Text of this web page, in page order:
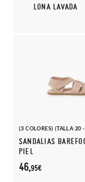
LONA LAVADA
(3 COLORES) (TALLA 20
SANDALIAS
PIEL
46,95€